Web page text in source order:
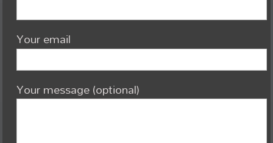
Your email
Your message (optional)